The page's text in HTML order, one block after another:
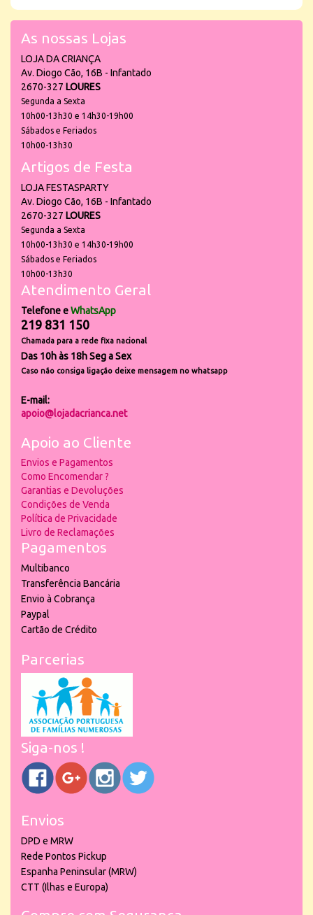
As nossas Lojas
LOJA DA CRIANÇA
Av. Diogo Cão, 16B - Infantado
2670-327 LOURES
Segunda a Sexta
10h00-13h30 e 14h30-19h00
Sábados e Feriados
10h00-13h30
Artigos de Festa
LOJA FESTASPARTY
Av. Diogo Cão, 16B - Infantado
2670-327 LOURES
Segunda a Sexta
10h00-13h30 e 14h30-19h00
Sábados e Feriados
10h00-13h30
Atendimento Geral
Telefone eWhatsApp
219 831 150
Chamada para a rede fixa nacional
Das 10h às 18h Seg a Sex
Caso não consiga ligação deixe mensagem no whatsapp
E-mail:
apoio@lojadacrianca.net
Apoio ao Cliente
Envios e Pagamentos
Como Encomendar ?
Garantias e Devoluções
Condições de Venda
Política de Privacidade
Livro de Reclamações
Pagamentos
Multibanco
Transferência Bancária
Envio à Cobrança
Paypal
Cartão de Crédito
Parcerias
Siga-nos !
Envios
DPD e MRW
Rede Pontos Pickup
Espanha Peninsular (MRW)
CTT (Ilhas e Europa)